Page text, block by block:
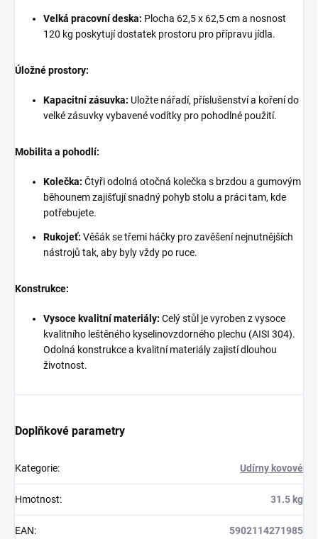
Velká pracovní deska: Plocha 62,5 x 62,5 cm a nosnost
120 kg poskytují dostatek prostoru pro přípravu jídla.
Úložné prostory:
Kapacitní zásuvka: Uložte nářadí, příslušenství a koření do
velké zásuvky vybavené vodítky pro pohodlné použití.
Mobilita a pohodlí:
Kolečka: Čtyři odolná otočná kolečka s brzdou a gumovým
běhounem zajišťují snadný pohyb stolu a práci tam, kde
potřebujete.
Rukojeť: Věšák se třemi háčky pro zavěšení nejnutnějších
nástrojů tak, aby byly vždy po ruce.
Konstrukce:
Vysoce kvalitní materiály: Celý stůl je vyroben z vysoce
kvalitního leštěného kyselinovzdorného plechu (AISI 304).
Odolná konstrukce a kvalitní materiály zajistí dlouhou
životnost.
Doplňkové parametry
Kategorie: Udírny kovové
Hmotnost: 31.5 kg
EAN: 5902114271985